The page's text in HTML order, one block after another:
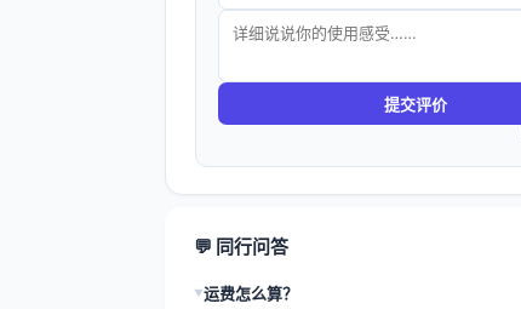
提交评价
💬 同行问答
▶运费怎么算？